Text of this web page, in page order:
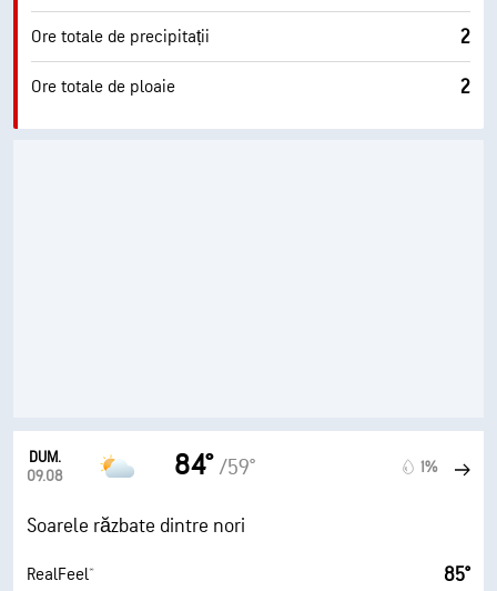
Ore totale de precipitații 2
Ore totale de ploaie 2
DUM.
09.08
84° /59° 1%
Soarele răzbate dintre nori
RealFeel® 85°